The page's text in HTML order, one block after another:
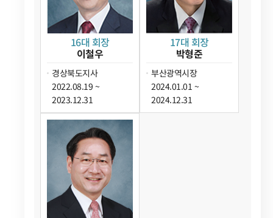
16대 회장
이철우
경상북도지사
2022.08.19 ~
2023.12.31
17대 회장
박형준
부산광역시장
2024.01.01 ~
2024.12.31